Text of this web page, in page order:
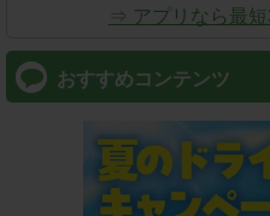
⇒ アプリなら最短
おすすめコンテンツ